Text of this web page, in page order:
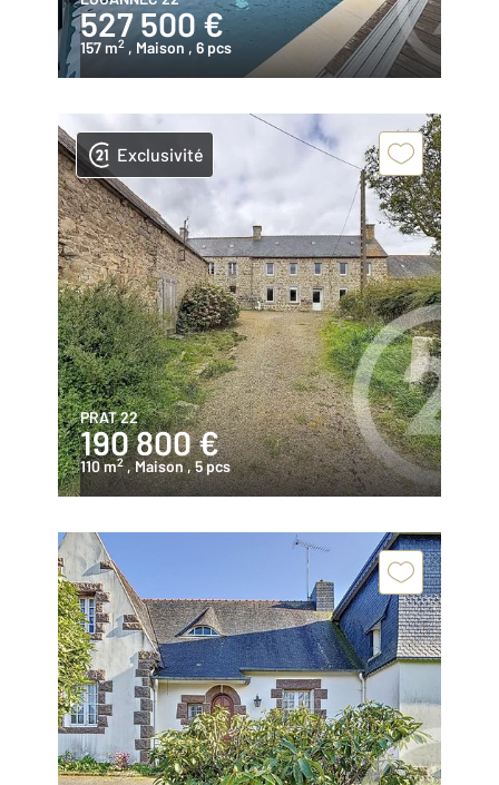
527 500 €
157 m2 , Maison , 6 pcs
Exclusivité
PRAT 22
190 800 €
110 m2 , Maison, 5 pcs